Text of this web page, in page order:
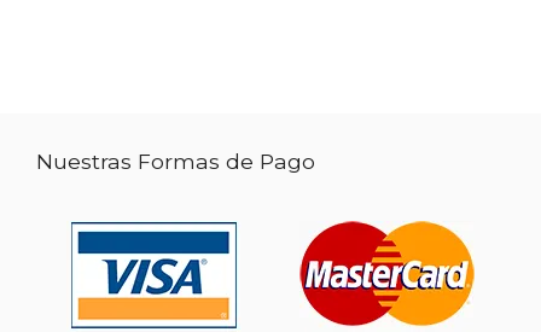
Nuestras Formas de Pago